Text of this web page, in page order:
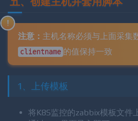
五、创建主机并套用脚本
注意：主机名称必须与上面采集
clientname 的值保持一致